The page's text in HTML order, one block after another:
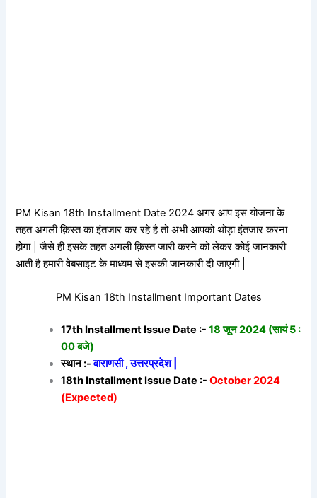
PM Kisan 18th Installment Date 2024 अगर आप इस योजना के
तहत अगली क़िस्त का इंतजार कर रहे है तो अभी आपको थोड़ा इंतजार करना
होगा | जैसे ही इसके तहत अगली क़िस्त जारी करने को लेकर कोई जानकारी
आती है हमारी वेबसाइट के माध्यम से इसकी जानकारी दी जाएगी |
PM Kisan 18th Installment Important Dates
17th Installment Issue Date :-18 जून 2024 (सायं 5 :
00 बजे)
स्थान :-वाराणसी , उत्तरप्रदेश |
18th Installment Issue Date :- October 2024
(Expected)